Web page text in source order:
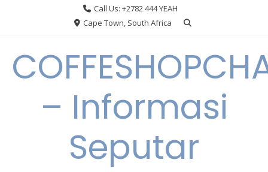
Call Us: +2782 444 YEAH
Cape Town, South Africa
– Informasi
Seputar